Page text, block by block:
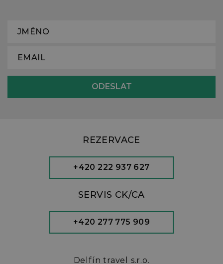
REZERVACE
+420 222 937 627
SERVIS CK/CA
+420 277 775 909
Delfín travel s.r.o.